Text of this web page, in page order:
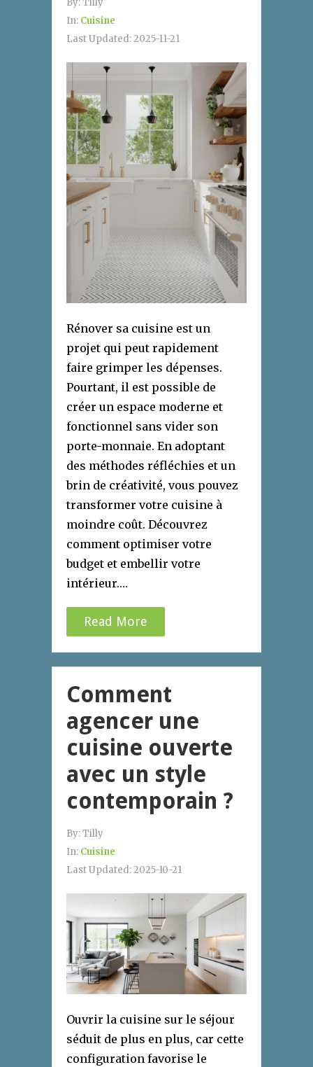
By:Tilly
In: Cuisine
Last Updated:2025-11-21
Rénover sa cuisine est un
projet qui peut rapidement
faire grimper les dépenses.
Pourtant, il est possible de
créer un espace moderne et
fonctionnel sans vider son
porte-monnaie. En adoptant
des méthodes réfléchies et un
brin de créativité, vous pouvez
transformer votre cuisine à
moindre coût. Découvrez
comment optimiser votre
budget et embellir votre
intérieur.…
Read More
Comment
agencer une
cuisine ouverte
avec un style
contemporain ?
By:Tilly
In: Cuisine
Last Updated:2025-10-21
Ouvrir la cuisine sur le séjour
séduit de plus en plus, car cette
configuration favorise le